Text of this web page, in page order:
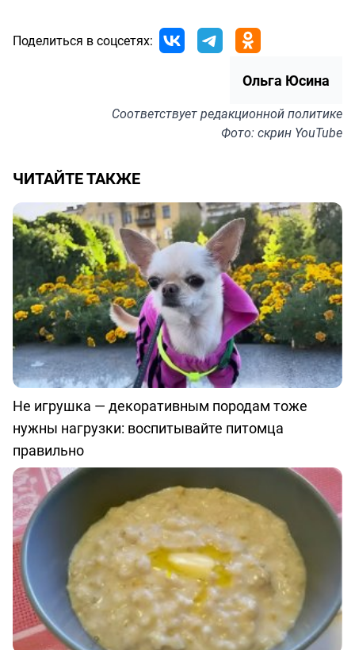
Поделиться в соцсетях:
Ольга Юсина
Соответствуетредакционной политике
Фото: скрин YouTube
ЧИТАЙТЕ ТАКЖЕ
Не игрушка — декоративным породам тоже
нужны нагрузки: воспитывайте питомца
правильно